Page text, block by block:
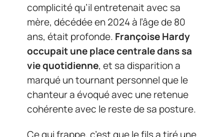
complicité qu’il entretenait avec sa
mère, décédée en 2024 à l’âge de 80
ans, était profonde. Françoise Hardy
occupait une place centrale dans sa
vie quotidienne, et sa disparition a
marqué un tournant personnel que le
chanteur a évoqué avec une retenue
cohérente avec le reste de sa posture.